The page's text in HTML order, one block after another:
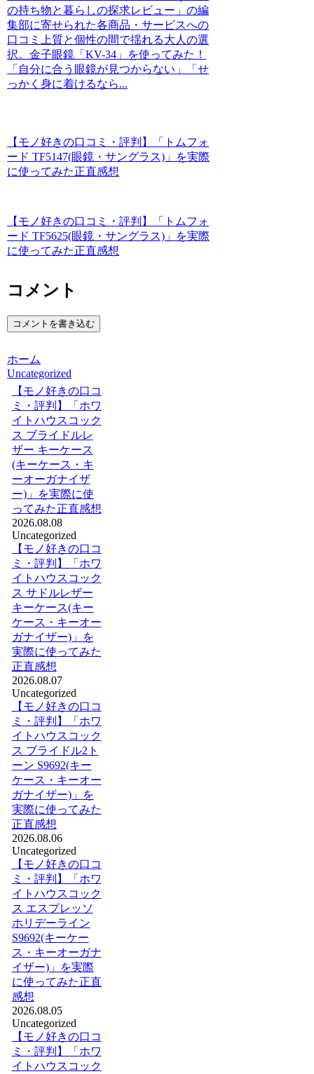
の持ち物と暮らしの探求レビュー」の編
集部に寄せられた各商品・サービスへの
口コミ上質と個性の間で揺れる大人の選
択。金子眼鏡「KV-34」を使ってみた！
「自分に合う眼鏡が見つからない」「せ
っかく身に着けるなら...
【モノ好きの口コミ・評判】「トムフォ
ード TF5147(眼鏡・サングラス)」を実際
に使ってみた正直感想
【モノ好きの口コミ・評判】「トムフォ
ード TF5625(眼鏡・サングラス)」を実際
に使ってみた正直感想
コメント
コメントを書き込む
ホーム
Uncategorized
【モノ好きの口コ
ミ・評判】「ホワ
イトハウスコック
ス ブライドルレ
ザー キーケース
(キーケース・キ
ーオーガナイザ
ー)」を実際に使
ってみた正直感想
2026.08.08
Uncategorized
【モノ好きの口コ
ミ・評判】「ホワ
イトハウスコック
ス サドルレザー
キーケース(キー
ケース・キーオー
ガナイザー)」を
実際に使ってみた
正直感想
2026.08.07
Uncategorized
【モノ好きの口コ
ミ・評判】「ホワ
イトハウスコック
ス ブライドル2ト
ーン S9692(キー
ケース・キーオー
ガナイザー)」を
実際に使ってみた
正直感想
2026.08.06
Uncategorized
【モノ好きの口コ
ミ・評判】「ホワ
イトハウスコック
ス エスプレッソ
ホリデーライン
S9692(キーケー
ス・キーオーガナ
イザー)」を実際
に使ってみた正直
感想
2026.08.05
Uncategorized
【モノ好きの口コ
ミ・評判】「ホワ
イトハウスコック